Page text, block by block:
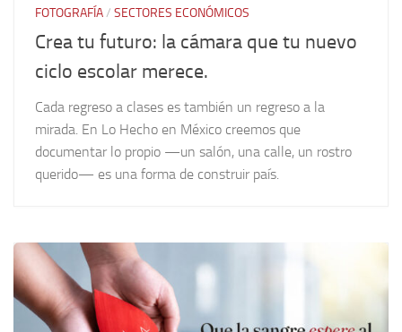
FOTOGRAFÍA/ SECTORES ECONÓMICOS
Crea tu futuro: la cámara que tu nuevo
ciclo escolar merece.
Cada regreso a clases es también un regreso a la
mirada. En Lo Hecho en México creemos que
documentar lo propio —un salón, una calle, un rostro
querido— es una forma de construir país.